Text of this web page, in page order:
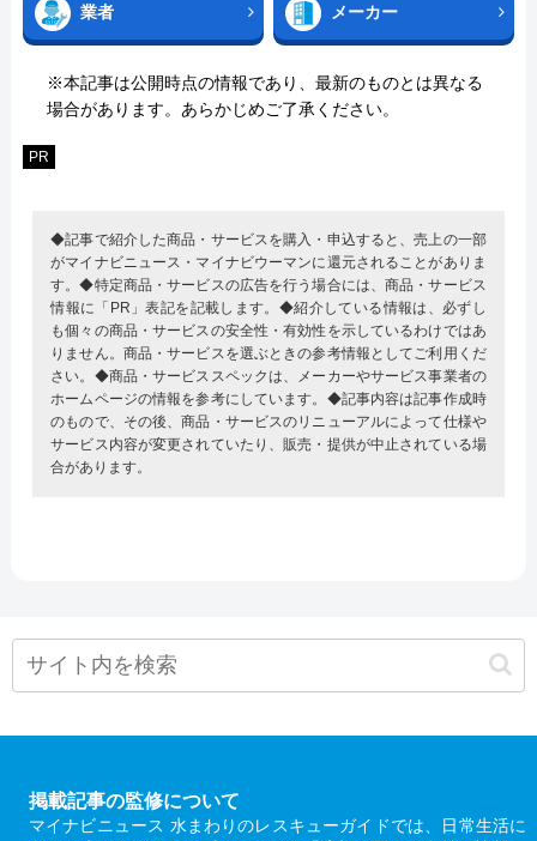
業者 メーカー
※本記事は公開時点の情報であり、最新のものとは異なる
場合があります。あらかじめご了承ください。
PR
◆記事で紹介した商品・サービスを購入・申込すると、売上の一部
がマイナビニュース・マイナビウーマンに還元されることがありま
す。◆特定商品・サービスの広告を行う場合には、商品・サービス
情報に「PR」表記を記載します。◆紹介している情報は、必ずし
も個々の商品・サービスの安全性・有効性を示しているわけではあ
りません。商品・サービスを選ぶときの参考情報としてご利用くだ
さい。◆商品・サービススペックは、メーカーやサービス事業者の
ホームページの情報を参考にしています。◆記事内容は記事作成時
のもので、その後、商品・サービスのリニューアルによって仕様や
サービス内容が変更されていたり、販売・提供が中止されている場
合があります。
掲載記事の監修について
マイナビニュース 水まわりのレスキューガイドでは、日常生活に